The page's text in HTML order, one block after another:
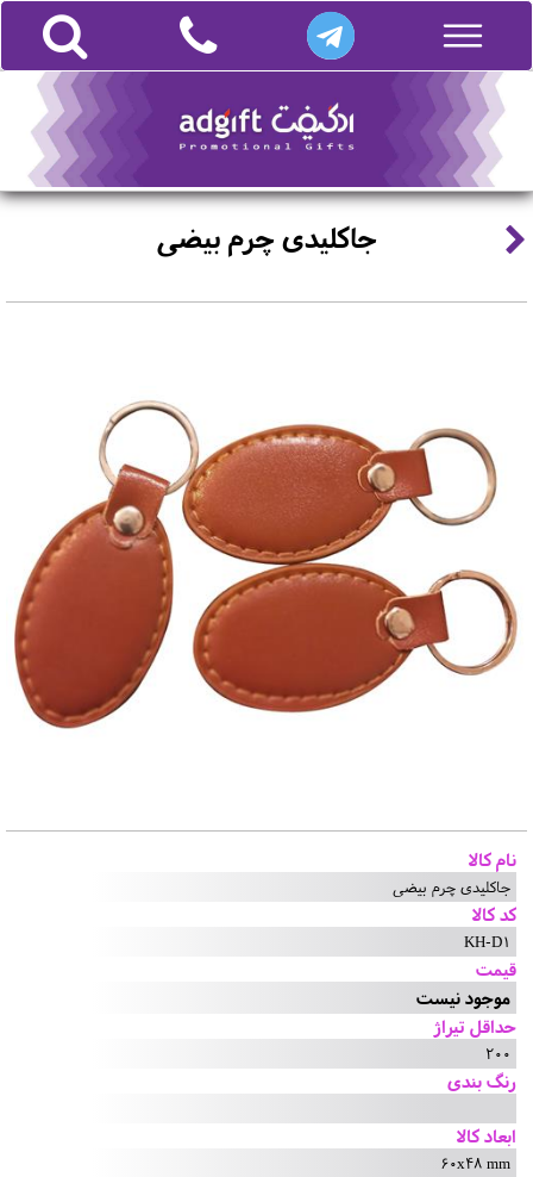
جاکلیدی چرم بیضی
نام کالا
جاکلیدی چرم بیضی
کد کالا
KH-D1
قیمت
موجود نیست
حداقل تیراژ
200
رنگ بندی
ابعاد کالا
60x48 mm